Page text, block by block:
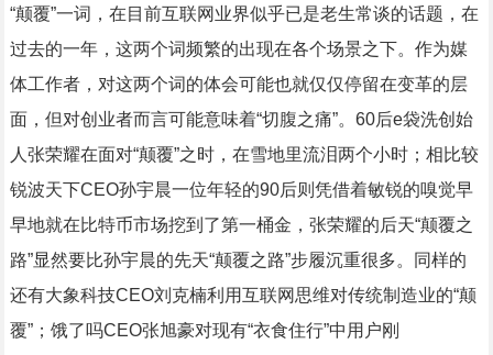
“颠覆”一词，在目前互联网业界似乎已是老生常谈的话题，在
过去的一年，这两个词频繁的出现在各个场景之下。作为媒
体工作者，对这两个词的体会可能也就仅仅停留在变革的层
面，但对创业者而言可能意味着“切腹之痛”。60后e袋洗创始
人张荣耀在面对“颠覆”之时，在雪地里流泪两个小时；相比较
锐波天下CEO孙宇晨一位年轻的90后则凭借着敏锐的嗅觉早
早地就在比特币市场挖到了第一桶金，张荣耀的后天“颠覆之
路”显然要比孙宇晨的先天“颠覆之路”步履沉重很多。同样的
还有大象科技CEO刘克楠利用互联网思维对传统制造业的“颠
覆”；饿了吗CEO张旭豪对现有“衣食住行”中用户刚